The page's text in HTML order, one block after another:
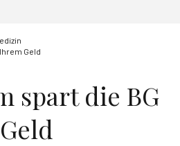
Geld
spart die BG